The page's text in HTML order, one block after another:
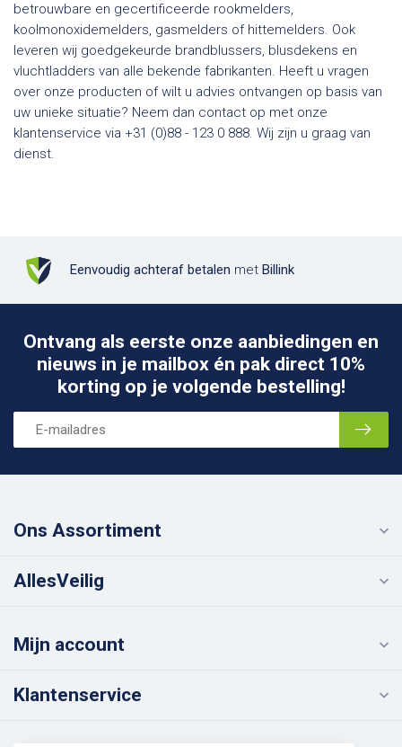
betrouwbare en gecertificeerde rookmelders,
koolmonoxidemelders, gasmelders of hittemelders. Ook
leveren wij goedgekeurde brandblussers, blusdekens en
vluchtladders van alle bekende fabrikanten. Heeft u vragen
over onze producten of wilt u advies ontvangen op basis van
uw unieke situatie? Neem dan contact op met onze
klantenservice via +31 (0)88 - 123 0 888. Wij zijn u graag van
dienst.
Eenvoudig achteraf betalen met Billink
Ontvang als eerste onze aanbiedingen en
nieuws in je mailbox én pak direct 10%
korting op je volgende bestelling!
Ons Assortiment
AllesVeilig
Mijn account
Klantenservice